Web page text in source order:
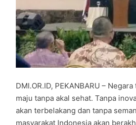
DMI.OR.ID, PEKANBARU –
maju tanpa akal sehat. Tanpa
akan terbelakang dan tanpa
masyarakat Indonesia akan